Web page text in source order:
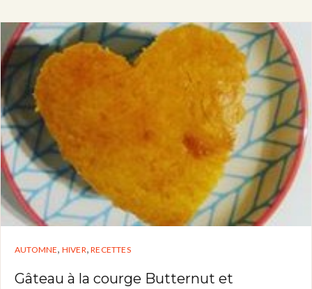
AUTOMNE, HIVER,RECETTES
Gâteau à la courge Butternut et